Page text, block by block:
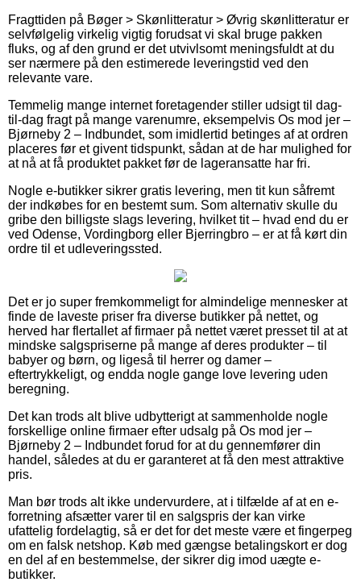
Fragttiden på Bøger > Skønlitteratur > Øvrig skønlitteratur er
selvfølgelig virkelig vigtig forudsat vi skal bruge pakken
fluks, og af den grund er det utvivlsomt meningsfuldt at du
ser nærmere på den estimerede leveringstid ved den
relevante vare.
Temmelig mange internet foretagender stiller udsigt til dag-
til-dag fragt på mange varenumre, eksempelvis Os mod jer –
Bjørneby 2 – Indbundet, som imidlertid betinges af at ordren
placeres før et givent tidspunkt, sådan at de har mulighed for
at nå at få produktet pakket før de lageransatte har fri.
Nogle e-butikker sikrer gratis levering, men tit kun såfremt
der indkøbes for en bestemt sum. Som alternativ skulle du
gribe den billigste slags levering, hvilket tit – hvad end du er
ved Odense, Vordingborg eller Bjerringbro – er at få kørt din
ordre til et udleveringssted.
Det er jo super fremkommeligt for almindelige mennesker at
finde de laveste priser fra diverse butikker på nettet, og
herved har flertallet af firmaer på nettet været presset til at at
mindske salgspriserne på mange af deres produkter – til
babyer og børn, og ligeså til herrer og damer –
eftertrykkeligt, og endda nogle gange love levering uden
beregning.
Det kan trods alt blive udbytterigt at sammenholde nogle
forskellige online firmaer efter udsalg på Os mod jer –
Bjørneby 2 – Indbundet forud for at du gennemfører din
handel, således at du er garanteret at få den mest attraktive
pris.
Man bør trods alt ikke undervurdere, at i tilfælde af at en e-
forretning afsætter varer til en salgspris der kan virke
ufattelig fordelagtig, så er det for det meste være et fingerpeg
om en falsk netshop. Køb med gængse betalingskort er dog
en del af en bestemmelse, der sikrer dig imod uægte e-
butikker.